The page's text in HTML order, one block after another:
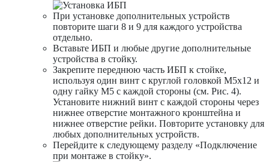
При установке дополнительных устройств
повторите шаги 8 и 9 для каждого устройства
отдельно.
Вставьте ИБП и любые другие дополнительные
устройства в стойку.
Закрепите переднюю часть ИБП к стойке,
используя один винт с круглой головкой M5х12 и
одну гайку M5 с каждой стороны (см. Рис. 4).
Установите нижний винт с каждой стороны через
нижнее отверстие монтажного кронштейна и
нижнее отверстие рейки. Повторите установку для
любых дополнительных устройств.
Перейдите к следующему разделу «Подключение
при монтаже в стойку».